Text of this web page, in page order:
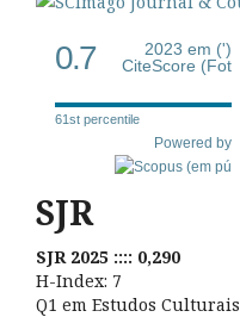
0.7
2023 em (')
CiteScore (Fot
61st percentile
Powered by
SJR
SJR 2025 :::: 0,290
H-Index: 7
Q1 em Estudos Culturais